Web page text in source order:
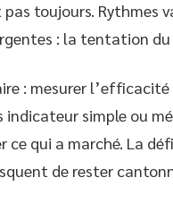
pas toujours. Rythmes
: la tentation du
: mesurer
indicateur simple ou
ce qui a marché. La
de rester